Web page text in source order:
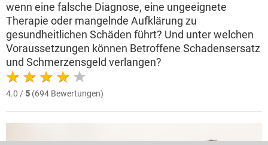
wenn eine falsche Diagnose, eine ungeeignete
Therapie oder mangelnde Aufklärung zu
gesundheitlichen Schäden führt? Und unter welchen
Voraussetzungen können Betroffene Schadensersatz
und Schmerzensgeld verlangen?
4.0 / 5 (694 Bewertungen)